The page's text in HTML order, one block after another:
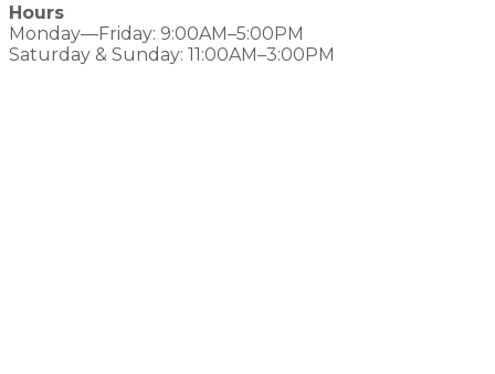
Hours
Monday—Friday: 9:00AM–5:00PM
Saturday & Sunday: 11:00AM–3:00PM